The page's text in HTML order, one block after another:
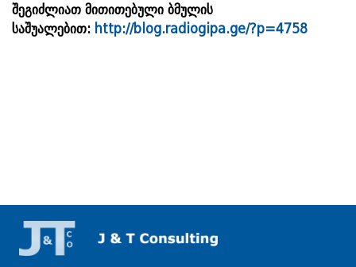
შეგიძლიათ მითითებული ბმულის
საშუალებით: http://blog.radiogipa.ge/?p=4758